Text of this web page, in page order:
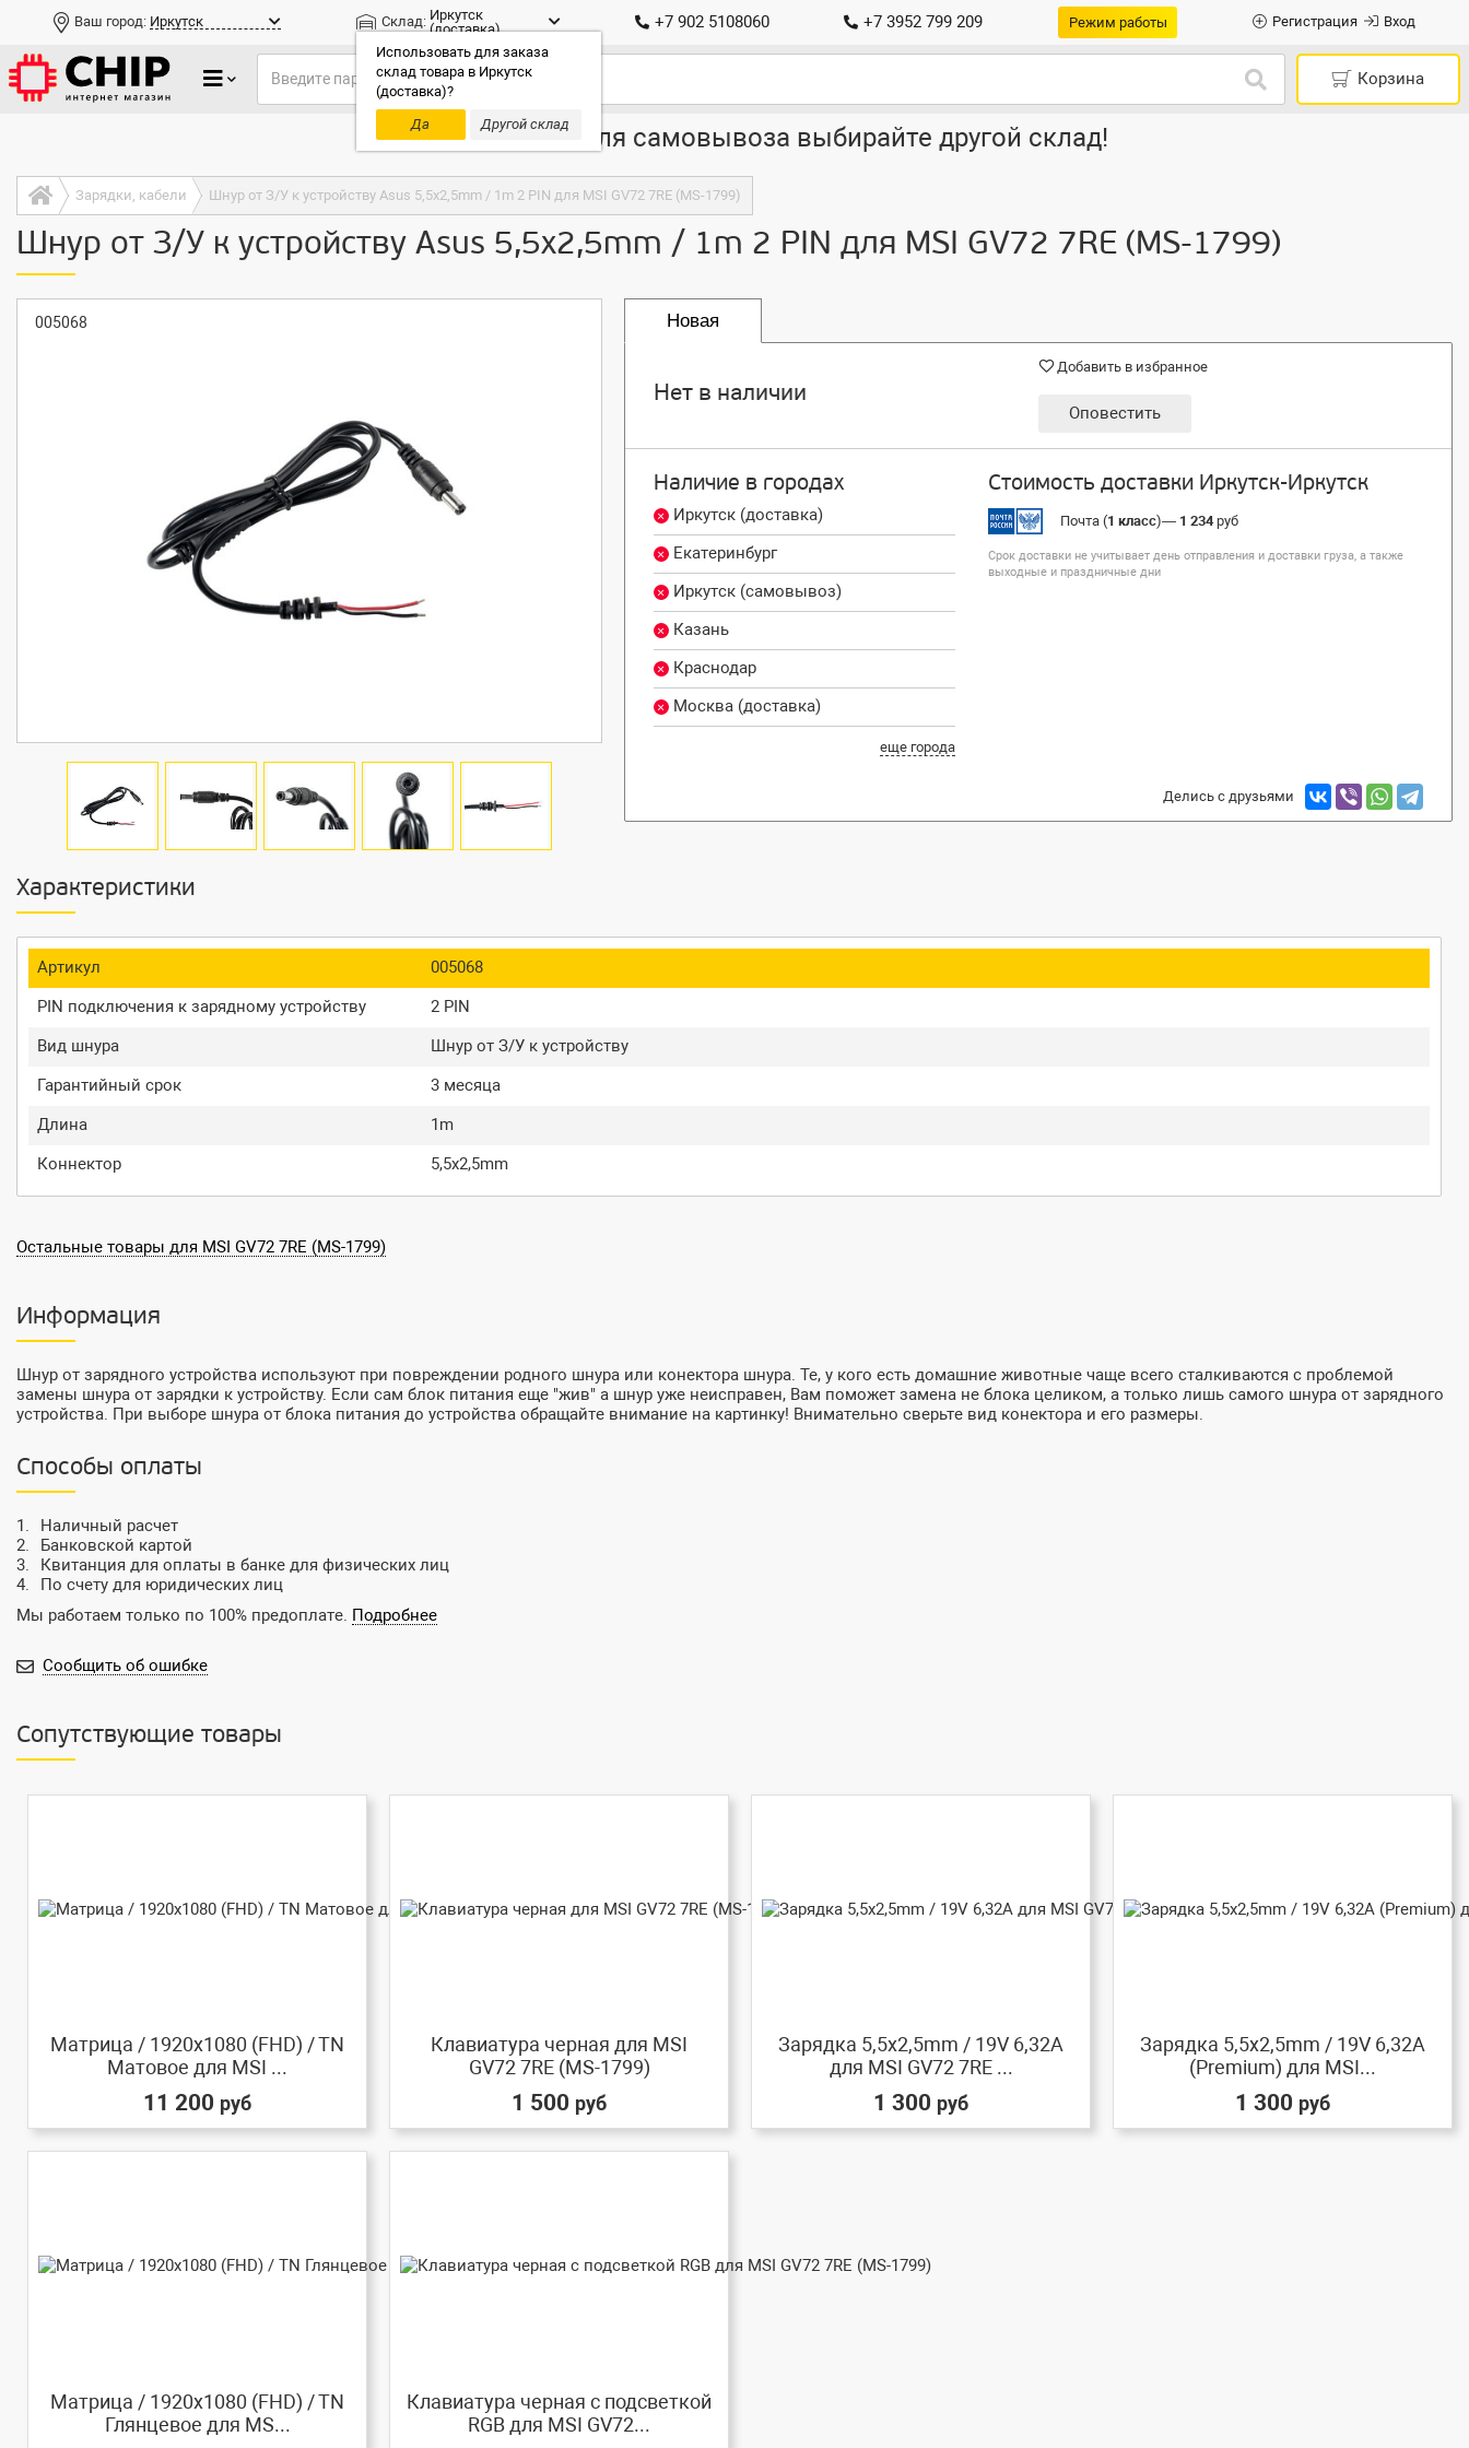
Ваш город: Иркутск Склад: Иркутск
(доставка)
Использовать для заказа
склад товара в Иркутск
(доставка)?
Да
Другой склад
+7 902 5108060 +7 3952 799 209 Режим работы Регистрация Вход
Корзина
Только доставка, для самовывоза выбирайте другой склад!
Зарядки, кабели Шнур от З/У к устройству Asus 5,5x2,5mm / 1m 2 PIN для MSI GV72 7RE (MS-1799)
Шнур от З/У к устройству Asus 5,5x2,5mm / 1m 2 PIN для MSI GV72 7RE (MS-1799)
005068 Новая
Нет в наличии
Добавить в избранное
Оповестить
Наличие в городах
Иркутск (доставка)
Екатеринбург
Иркутск (самовывоз)
Казань
Краснодар
Москва (доставка)
еще города
Стоимость доставки Иркутск-Иркутск
Почта (1 класс)— 1 234руб
Срок доставки не учитывает день отправления и доставки груза, а также
выходные и праздничные дни
Делись с друзьями
Характеристики
Артикул
005068
PIN подключения к зарядному устройству
2 PIN
Вид шнура
Шнур от З/У к устройству
Гарантийный срок
3 месяца
Длина
1m
Коннектор
5,5x2,5mm
Остальные товары для MSI GV72 7RE (MS-1799)
Информация
Шнур от зарядного устройства используют при повреждении родного шнура или конектора шнура. Те, у кого есть домашние животные чаще всего сталкиваются с проблемой
замены шнура от зарядки к устройству. Если сам блок питания еще "жив" а шнур уже неисправен, Вам поможет замена не блока целиком, а только лишь самого шнура от зарядного
устройства. При выборе шнура от блока питания до устройства обращайте внимание на картинку! Внимательно сверьте вид конектора и его размеры.
Способы оплаты
Наличный расчет
Банковской картой
Квитанция для оплаты в банке для физических лиц
По счету для юридических лиц
Мы работаем только по 100% предоплате. Подробнее
Сообщить об ошибке
Сопутствующие товары
Матрица / 1920x1080 (FHD) / TN
Матовое для MSI ...
11 200 руб
Клавиатура черная для MSI
GV72 7RE (MS-1799)
1 500 руб
Зарядка 5,5x2,5mm / 19V 6,32A
для MSI GV72 7RE ...
1 300 руб
Зарядка 5,5x2,5mm / 19V 6,32A
(Premium) для MSI...
1 300 руб
Матрица / 1920x1080 (FHD) / TN
Глянцевое для MS...
Клавиатура черная с подсветкой
RGB для MSI GV72...